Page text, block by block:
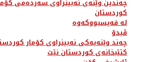
چەندین وێنەی نەبینراوی سەردەمی
کوردستان
لە فەیسبووکەوە
ڤیدۆ
چەند وێنەیەکی نەبینراوی کۆمار
کتێبخانەی کوردستان نێت